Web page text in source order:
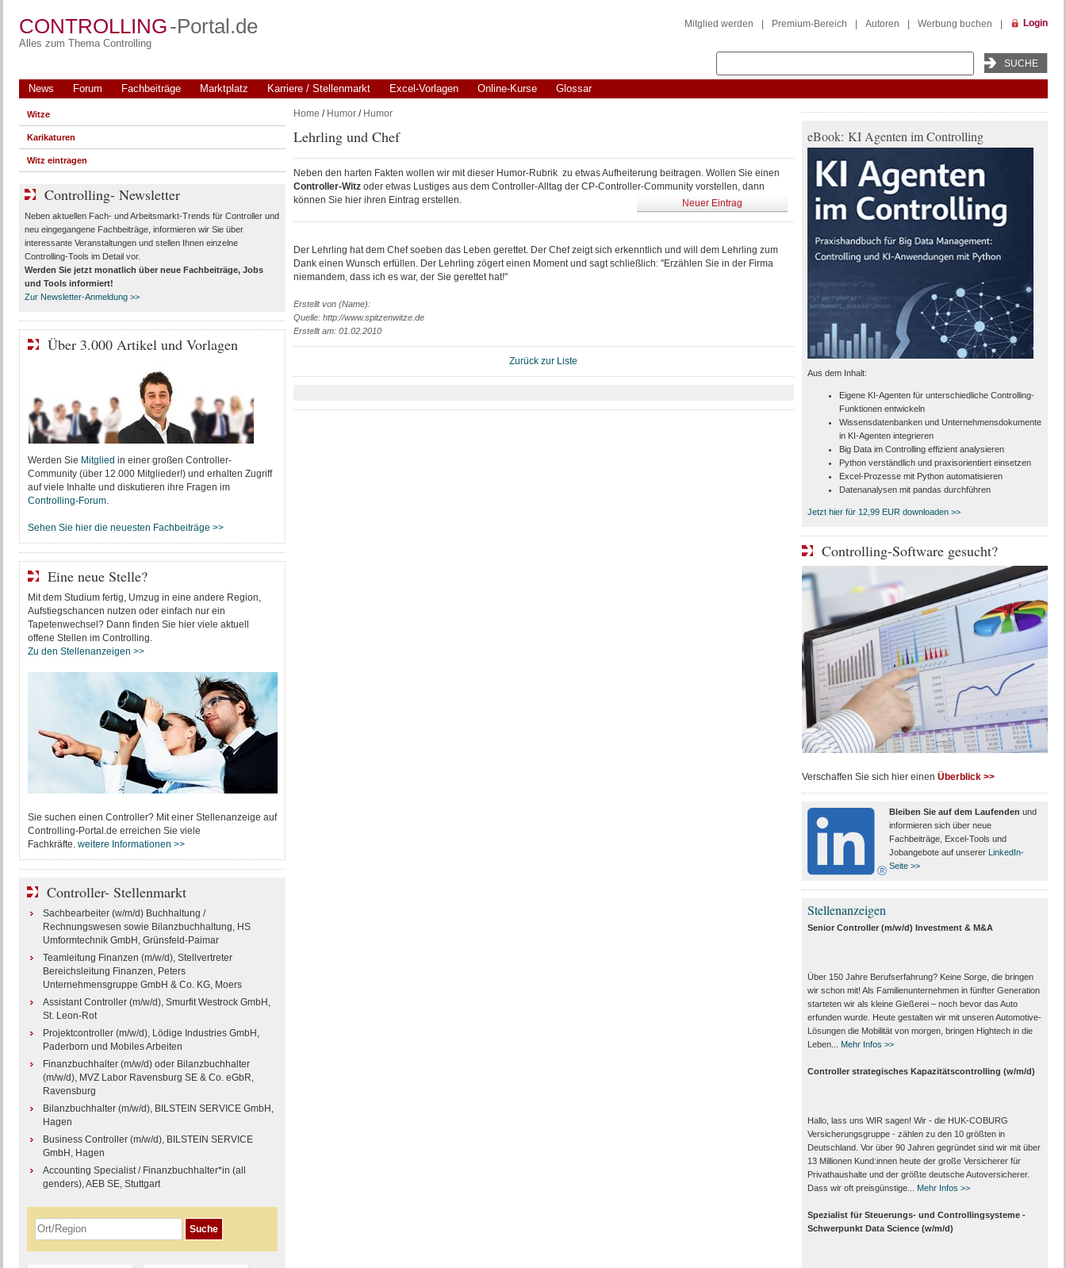
CONTROLLING-Portal.de
Alles zum Thema Controlling
Mitglied werden Premium-Bereich Autoren Werbung buchen Login
News Forum Fachbeiträge Marktplatz Karriere / Stellenmarkt Excel-Vorlagen Online-Kurse Glossar
Home / Humor/ Humor
Lehrling und Chef
Neben den harten Fakten wollen wir mit dieser Humor-Rubrik zu etwas Aufheiterung beitragen. Wollen Sie einen
Controller-Witz oder etwas Lustiges aus dem Controller-Alltag der CP-Controller-Community vorstellen, dann
können Sie hier ihren Eintrag erstellen.
Neuer Eintrag
Der Lehrling hat dem Chef soeben das Leben gerettet. Der Chef zeigt sich erkenntlich und will dem Lehrling zum
Dank einen Wunsch erfüllen. Der Lehrling zögert einen Moment und sagt schließlich: "Erzählen Sie in der Firma
niemandem, dass ich es war, der Sie gerettet hat!"
Erstellt von (Name):
Quelle: http://www.spitzenwitze.de
Erstellt am: 01.02.2010
Zurück zur Liste
Witze
Karikaturen
Witz eintragen
Controlling- Newsletter
Neben aktuellen Fach- und Arbeitsmarkt-Trends für Controller und
neu eingegangene Fachbeiträge, informieren wir Sie über
interessante Veranstaltungen und stellen Ihnen einzelne
Controlling-Tools im Detail vor.
Werden Sie jetzt monatlich über neue Fachbeiträge, Jobs
und Toolsinformiert!
Zur Newsletter-Anmeldung >>
Über 3.000 Artikel und Vorlagen
Werden Sie Mitglied in einer großen Controller-
Community (über 12.000 Mitglieder!) und erhalten Zugriff
auf viele Inhalte und diskutieren ihre Fragen im
Controlling-Forum.
Sehen Sie hier die neuesten Fachbeiträge >>
Eine neue Stelle?
Mit dem Studium fertig, Umzug in eine andere Region,
Aufstiegschancen nutzen oder einfach nur ein
Tapetenwechsel? Dann finden Sie hier viele aktuell
offene Stellen im Controlling.
Zu den Stellenanzeigen >>
Sie suchen einen Controller? Mit einer Stellenanzeige auf
Controlling-Portal.de erreichen Sie viele
Fachkräfte. weitere Informationen >>
Controller- Stellenmarkt
Sachbearbeiter (w/m/d) Buchhaltung /
Rechnungswesen sowie Bilanzbuchhaltung, HS
Umformtechnik GmbH, Grünsfeld-Paimar
Teamleitung Finanzen (m/w/d), Stellvertreter
Bereichsleitung Finanzen, Peters
Unternehmensgruppe GmbH & Co. KG, Moers
Assistant Controller (m/w/d), Smurfit Westrock GmbH,
St. Leon-Rot
Projektcontroller (m/w/d), Lödige Industries GmbH,
Paderborn und Mobiles Arbeiten
Finanzbuchhalter (m/w/d) oder Bilanzbuchhalter
(m/w/d), MVZ Labor Ravensburg SE & Co. eGbR,
Ravensburg
Bilanzbuchhalter (m/w/d), BILSTEIN SERVICE GmbH,
Hagen
Business Controller (m/w/d), BILSTEIN SERVICE
GmbH, Hagen
Accounting Specialist / Finanzbuchhalter*in (all
genders), AEB SE, Stuttgart
eBook: KI Agenten im Controlling
Aus dem Inhalt:
Eigene KI-Agenten für unterschiedliche Controlling-
Funktionen entwickeln
Wissensdatenbanken und Unternehmensdokumente
in KI-Agenten integrieren
Big Data im Controlling effizient analysieren
Python verständlich und praxisorientiert einsetzen
Excel-Prozesse mit Python automatisieren
Datenanalysen mit pandas durchführen
Jetzt hier für 12,99 EUR downloaden >>
Controlling-Software gesucht?
Verschaffen Sie sich hier einen Überblick >>
Bleiben Sie auf dem Laufenden und
informieren sich über neue
Fachbeiträge, Excel-Tools und
Jobangebote auf unserer LinkedIn-
Seite >>
Stellenanzeigen
Senior Controller (m/w/d) Investment & M&A
Über 150 Jahre Berufserfahrung? Keine Sorge, die bringen
wir schon mit! Als Familienunternehmen in fünfter Generation
starteten wir als kleine Gießerei – noch bevor das Auto
erfunden wurde. Heute gestalten wir mit unseren Automotive-
Lösungen die Mobilität von morgen, bringen Hightech in die
Leben...
Mehr Infos >>
Controller strategisches Kapazitätscontrolling (w/m/d)
Hallo, lass uns WIR sagen! Wir - die HUK-COBURG
Versicherungsgruppe - zählen zu den 10 größten in
Deutschland. Vor über 90 Jahren gegründet sind wir mit über
13 Millionen Kund:innen heute der große Versicherer für
Privathaushalte und der größte deutsche Autoversicherer.
Dass wir oft preisgünstige...
Mehr Infos >>
Spezialist für Steuerungs- und Controllingsysteme -
Schwerpunkt Data Science (w/m/d)